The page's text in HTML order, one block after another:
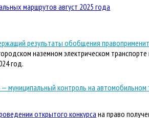
маршрутов август 2025 года
результаты обобщения
наземном электрическом
год.
муниципальный контроль на автомобильном
открытого конкурса на право